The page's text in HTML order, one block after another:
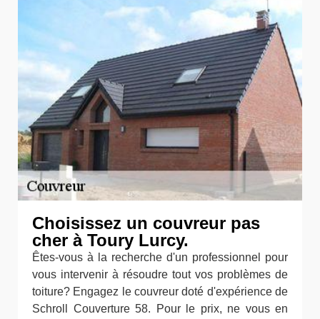
Choisissez un couvreur pas
cher à Toury Lurcy.
Êtes-vous à la recherche d'un professionnel pour
vous intervenir à résoudre tout vos problèmes de
toiture? Engagez le couvreur doté d'expérience de
Schroll Couverture 58. Pour le prix, ne vous en